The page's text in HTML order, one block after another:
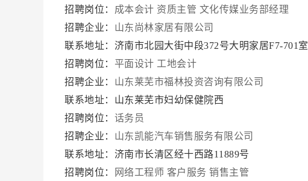
招聘岗位： 成本会计 资质主管 文化传媒业务部经理
招聘企业： 山东尚林家居有限公司
联系地址：济南市北园大街中段372号大明家居F7-701室
招聘岗位： 平面设计 工地会计
招聘企业： 山东莱芜市福林投资咨询有限公司
联系地址：山东莱芜市妇幼保健院西
招聘岗位： 话务员
招聘企业： 山东凯能汽车销售服务有限公司
联系地址：济南市长清区经十西路11889号
招聘岗位：
网络工程师 客户服务 销售主管